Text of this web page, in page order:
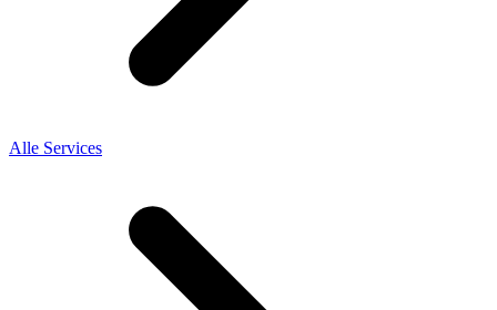
Alle Services